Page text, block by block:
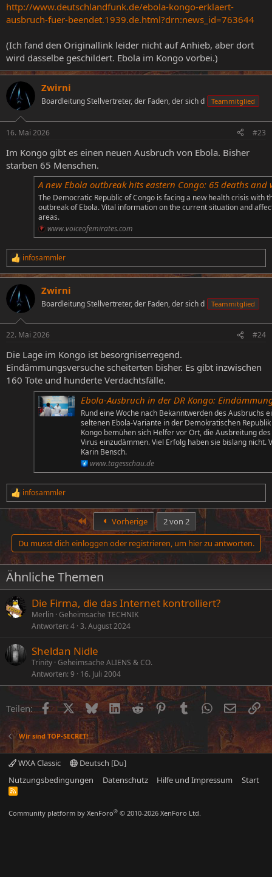
http://www.deutschlandfunk.de/ebola-kongo-erklaert-
ausbruch-fuer-beendet.1939.de.html?drn:news_id=763644
(Ich fand den Originallink leider nicht auf Anhieb, aber dort
wird dasselbe geschildert. Ebola im Kongo vorbei.)
Zwirni
Boardleitung Stellvertreter, der Faden, der sich d Teammitglied
16. Mai 2026 #23
Im Kongo gibt es einen neuen Ausbruch von Ebola. Bisher
starben 65 Menschen.
A new Ebola outbreak hits eastern Congo: 65 deaths and warnings of a humanitarian
The Democratic Republic of Congo is facing a new health crisis with
outbreak of Ebola. Vital information on the current situation and
areas.
www.voiceofemirates.com
R
e
a
k
t
i
e
:
infosammler
Zwirni
Boardleitung Stellvertreter, der Faden, der sich d Teammitglied
22. Mai 2026 #24
Die Lage im Kongo ist besorgniserregend.
Eindämmungsversuche scheiterten bisher. Es gibt inzwischen
160 Tote und hunderte Verdachtsfälle.
Ebola-Ausbruch in der DR Kongo: Eindämmung könnte lange
Rund eine Woche nach Bekanntwerden des Ausbruchs
seltenen Ebola-Variante in der Demokratischen Republik
Kongo bemühen sich Helfer vor Ort, die Ausbreitung des
Virus einzudämmen. Viel Erfolg haben sie bislang nicht.
Karin Bensch.
www.tagesschau.de
R
e
t
o
n
e
n
:
infosammler
Erste Vorherige
2 von 2
Du musst dich einloggen oder registrieren, um hier zu antworten.
Ähnliche Themen
Die Firma, die das Internet kontrolliert?
Merlin Geheimsache TECHNIK
Antworten 4 3. August 2024
Sheldan Nidle
Trinity Geheimsache ALIENS & CO.
Antworten 9 16. Juli 2004
Teilen: FacebookX (Twitter)
BlueskyLinkedInRedditPinterestTumblr WhatsApp
E-Mail
Wir sind TOP-SECRET!
WXA Classic
Deutsch [Du]
Nutzungsbedingungen
Datenschutz Hilfe und Impressum Start
R
Community platform by XenForo® © 2010-2026 XenForo Ltd.